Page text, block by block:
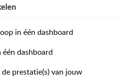
in één dashboard
dashboard
prestatie(s) van jouw